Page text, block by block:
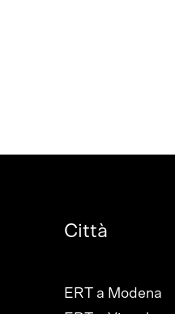
Città
ERT a Modena